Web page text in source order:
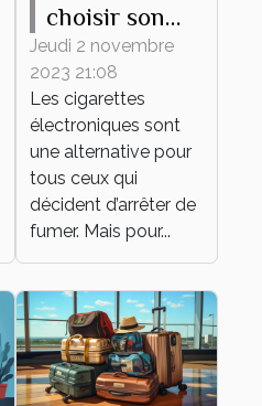
choisir son
premier e-
liquide ?
Jeudi 2 novembre
2023 21:08
Les cigarettes
électroniques sont
une alternative pour
tous ceux qui
décident d’arrêter de
fumer. Mais pour...